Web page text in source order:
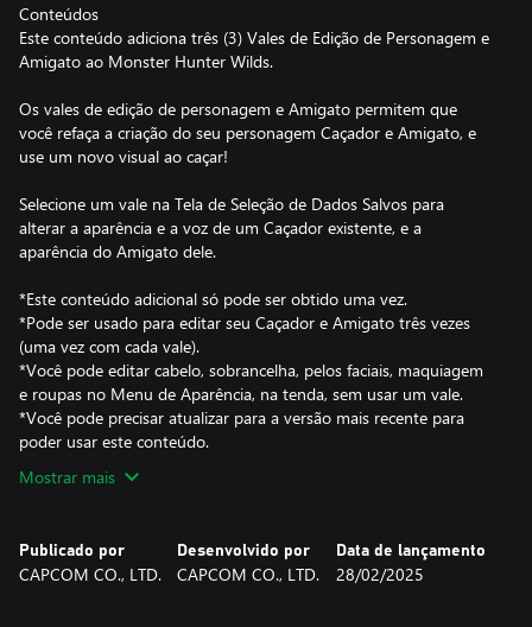
Conteúdos
Este conteúdo adiciona três (3) Vales de Edição de Personagem e
Amigato ao Monster Hunter Wilds.
Os vales de edição de personagem e Amigato permitem que
você refaça a criação do seu personagem Caçador e Amigato, e
use um novo visual ao caçar!
Selecione um vale na Tela de Seleção de Dados Salvos para
alterar a aparência e a voz de um Caçador existente, e a
aparência do Amigato dele.
*Este conteúdo adicional só pode ser obtido uma vez.
*Pode ser usado para editar seu Caçador e Amigato três vezes
(uma vez com cada vale).
*Você pode editar cabelo, sobrancelha, pelos faciais, maquiagem
e roupas no Menu de Aparência, na tenda, sem usar um vale.
*Você pode precisar atualizar para a versão mais recente para
poder usar este conteúdo.
Mostrar mais
Publicado por
CAPCOM CO., LTD.
Desenvolvido por
CAPCOM CO., LTD.
Data de lançamento
28/02/2025